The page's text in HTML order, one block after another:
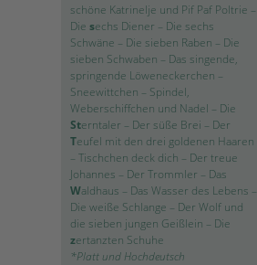
schöne Katrinelje und Pif Paf Poltrie –
Die sechs Diener – Die sechs
Schwäne – Die sieben Raben – Die
sieben Schwaben – Das singende,
springende Löweneckerchen –
Sneewittchen – Spindel,
Weberschiffchen und Nadel – Die
Sterntaler – Der süße Brei – Der
Teufel mit den drei goldenen Haaren
– Tischchen deck dich – Der treue
Johannes – Der Trommler – Das
Waldhaus – Das Wasser des Lebens –
Die weiße Schlange – Der Wolf und
die sieben jungen Geißlein – Die
zertanzten Schuhe
*Platt und Hochdeutsch